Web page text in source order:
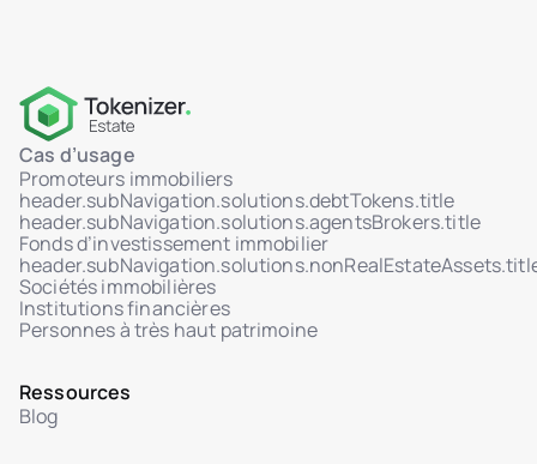
Logs WORM : stockage immuable et non
supprimable
Contrôle d’accès basé sur les rôles (RBAC)
Support MFA pour l’accès administrateur
Tableau de bord d’activité en temps réel
(utilisateurs, ventes, tokens)
Transferts de tokens déclenchés par l’admin
Système de tickets sécurisé avec centre d’aide
Gestion du statut des tickets : En cours
Cas d’usage
Promoteurs immobiliers
header.subNavigation.solutions.debtTokens.title
header.subNavigation.solutions.agentsBrokers.title
Fonds d’investissement immobilier
Sociétés immobilières
Institutions financières
Personnes à très haut patrimoine
Ressources
Blog